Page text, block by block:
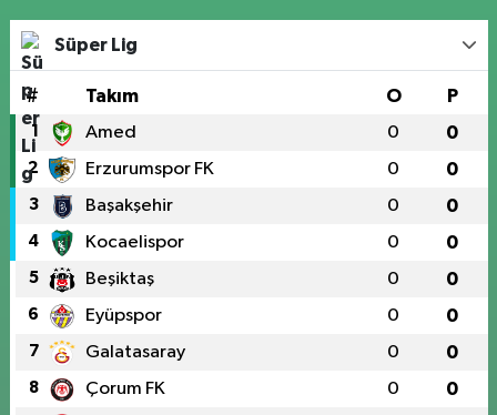
Süper Lig
# Takım O P
1 Amed 0 0
2 Erzurumspor FK 0 0
3 Başakşehir 0 0
4 Kocaelispor 0 0
5 Beşiktaş 0 0
6 Eyüpspor 0 0
7 Galatasaray 0 0
8 Çorum FK 0 0